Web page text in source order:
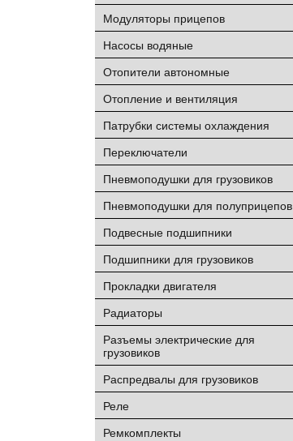
Модуляторы прицепов
Насосы водяные
Отопители автономные
Отопление и вентиляция
Патрубки системы охлаждения
Переключатели
Пневмоподушки для грузовиков
Пневмоподушки для полуприцепов
Подвесные подшипники
Подшипники для грузовиков
Прокладки двигателя
Радиаторы
Разъемы электрические для
грузовиков
Распредвалы для грузовиков
Реле
Ремкомплекты